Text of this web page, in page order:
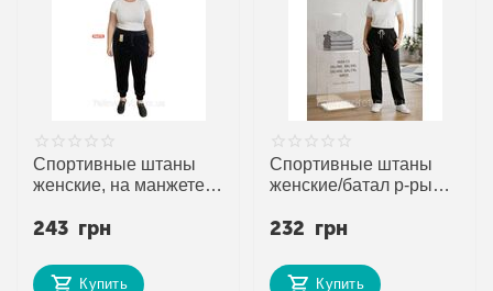
Спортивные штаны
женские, на манжете/
"STELLA" недорого от
243 грн
Купить
Спортивные штаны
женские/батал р-ры
цв)"STELLA" недорого
поставщика
232 грн
Купить